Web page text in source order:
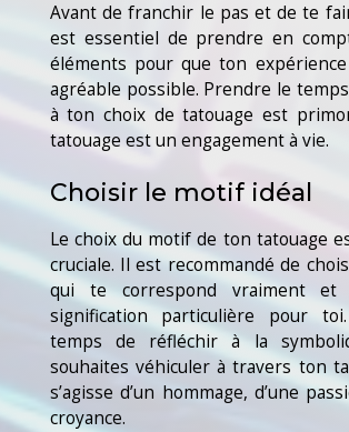
Avant de franchir le pas et de te
est essentiel de prendre en
éléments pour que ton
agréable possible. Prendre le
à ton choix de tatouage est
tatouage est un engagement à vie.
Choisir le motif idéal
Le choix du motif de ton tatouage
cruciale. Il est recommandé de
qui te correspond vraiment
signification particulière pour
temps de réfléchir à la
souhaites véhiculer à travers ton
s’agisse d’un hommage, d’une
croyance.